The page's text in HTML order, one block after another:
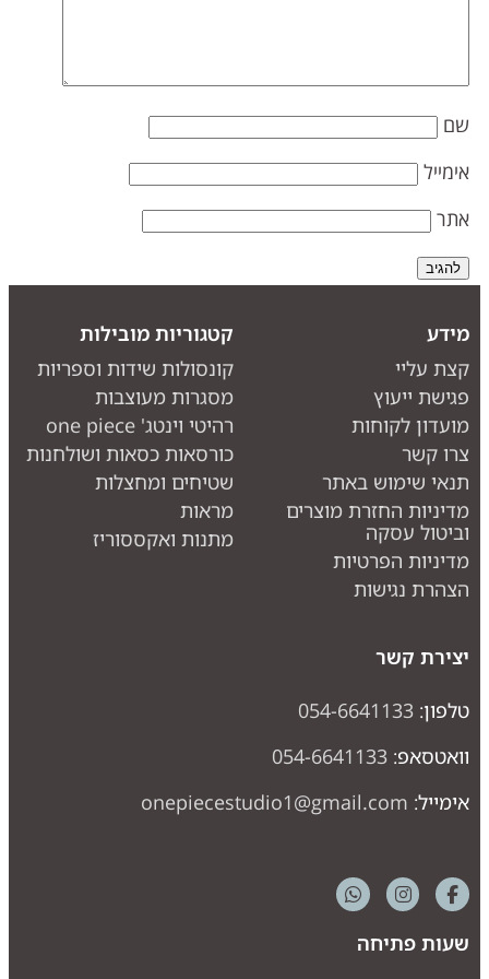
עליי
ייעוץ
לקוחות
קשר
שימוש באתר
החזרת מוצרים
עסקה
הפרטיות
נגישות
קטגוריות מובילות
קונסולות שידות וספריות
מסגרות מעוצבות
רהיטי וינטג' one piece
כורסאות כסאות ושולחנות
שטיחים ומחצלות
מראות
מתנות ואקססוריז
קשר
054-6641133
054-6641133
onepiecestudio1@gmail.com
פתיחה